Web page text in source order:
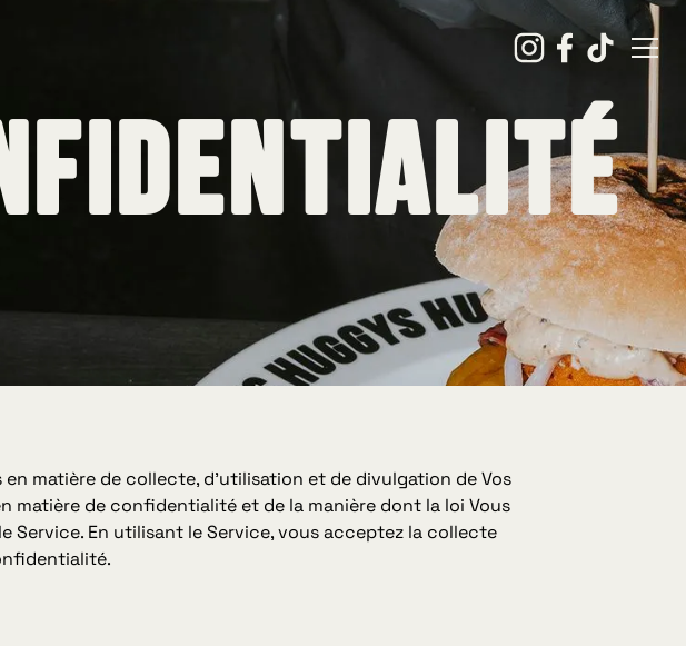
matière de collecte, d'utilisation et de divulgation de Vos
matière de confidentialité et de la manière dont la loi Vous
Service. En utilisant le Service, vous acceptez la collecte